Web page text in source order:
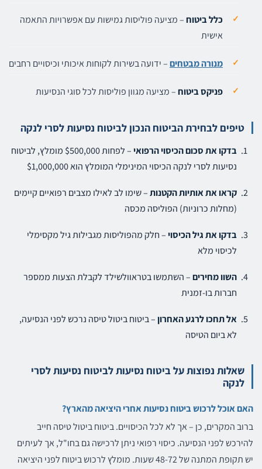
כלל ביטוח– מציעה פוליסות גמישות עם אפשרויות התאמה
אישית
מנורה מבטחים– ידועה בשירות לקוחות איכותי וכיסויים רחבים
פניקס ביטוח– מציעה מגוון פוליסות לכל סוגי הנסיעות
טיפים לבחירת הביטוח הנכון לביטוח נסיעות לסרי לנקה
בדקו את סכום הכיסוי הרפואי
– לפחות $500,000 מומלץ, לביטוח
נסיעות לסרי לנקה הכיסוי המינימלי המומלץ הוא $1,000,000
קראו את אותיות הקטנות– שימו לב לאילו מצבים רפואיים קיימים
(מחלות כרוניות) הפוליסה מכסה
בדקו את גיל הכיסוי– חלק מהפוליסות מגבילות גיל מקסימלי
לכיסוי מלא
השוו מחירים– השתמשו בטראוולשילד לקבלת הצעות ממספר
חברות בו-זמנית
אל תחכו לרגע האחרון– ביטוח ביטול טיסה נרכש לפני הנסיעה,
לא ביום הטיסה
שאלות נפוצות על ביטוח נסיעות לביטוח נסיעות לסרי
לנקה
האם אוכל לרכוש ביטוח נסיעות אחרי היציאה מהארץ?
ברוב המקרים, כן – אך לא לכל הכיסויים. ביטוח ביטול טיסה חייב
להירכש לפני הנסיעה. כיסוי רפואי ניתן לרכישה גם בחו"ל, אך לעיתים
יש תקופת המתנה של 48-72 שעות. מומלץ לרכוש ביטוח לפני היציאה